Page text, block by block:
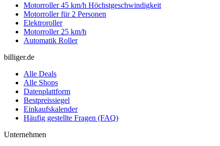
Motorroller 45 km/h Höchstgeschwindigkeit
Motorroller für 2 Personen
Elektroroller
Motorroller 25 km/h
Automatik Roller
billiger.de
Alle Deals
Alle Shops
Datenplattform
Bestpreissiegel
Einkaufskalender
Häufig gestellte Fragen (FAQ)
Unternehmen